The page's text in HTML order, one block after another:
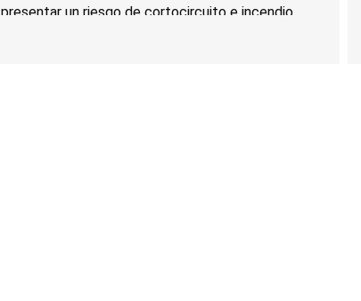
presentar un riesgo de cortocircuito e incendio